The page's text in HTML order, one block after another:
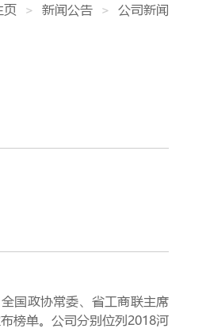
页 新闻公告 公司新闻
国政协常委、省工商联主席
榜单。公司分别位列2018河